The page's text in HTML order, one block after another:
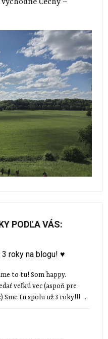
Čechy –
PODĽA VÁS:
3 roky na blogu! ♥
to tu! Som happy.
veľkú vec (aspoň pre
Sme tu spolu už 3 roky!!! ...